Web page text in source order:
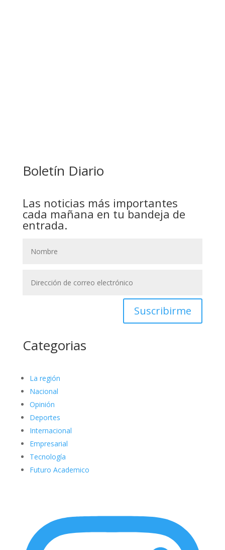
Boletín Diario
Las noticias más importantes
cada mañana en tu bandeja de
entrada.
Suscribirme
Categorias
La región
Nacional
Opinión
Deportes
Internacional
Empresarial
Tecnología
Futuro Academico